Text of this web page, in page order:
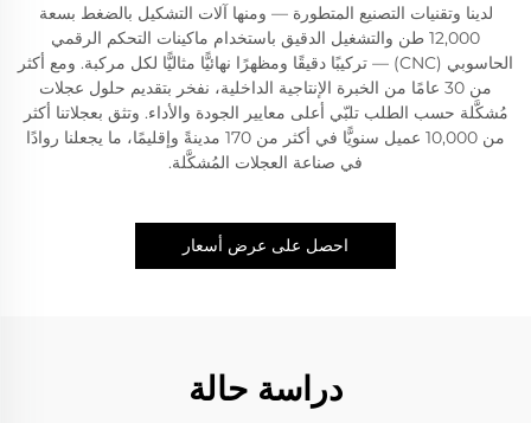
لدينا وتقنيات التصنيع المتطورة — ومنها آلات التشكيل بالضغط بسعة
12,000 طن والتشغيل الدقيق باستخدام ماكينات التحكم الرقمي
الحاسوبي (CNC) — تركيبًا دقيقًا ومظهرًا نهائيًّا مثاليًّا لكل مركبة. ومع أكثر
من 30 عامًا من الخبرة الإنتاجية الداخلية، نفخر بتقديم حلول عجلات
مُشكَّلة حسب الطلب تلبّي أعلى معايير الجودة والأداء. وتثق بعجلاتنا أكثر
من 10,000 عميل سنويًّا في أكثر من 170 مدينةً وإقليمًا، ما يجعلنا روادًا
في صناعة العجلات المُشكَّلة.
احصل على عرض أسعار
دراسة حالة